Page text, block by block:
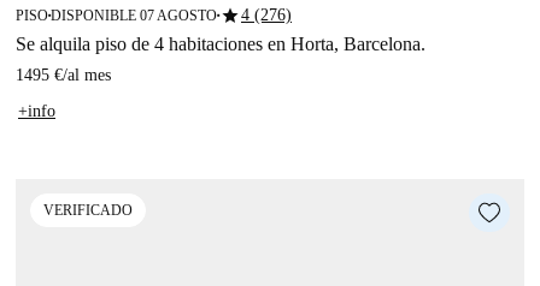
PISO■DISPONIBLE 07 AGOSTO■star4 (276)
Se alquila piso de 4 habitaciones en Horta, Barcelona.
1495 €/al mes
+info
VERIFICADO